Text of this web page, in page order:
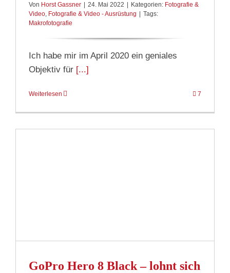
Von Horst Gassner | 24. Mai 2022 | Kategorien: Fotografie &
Video, Fotografie & Video - Ausrüstung | Tags:
Makrofotografie
Ich habe mir im April 2020 ein geniales
Objektiv für [...]
Weiterlesen 7
GoPro Hero 8 Black – lohnt sich